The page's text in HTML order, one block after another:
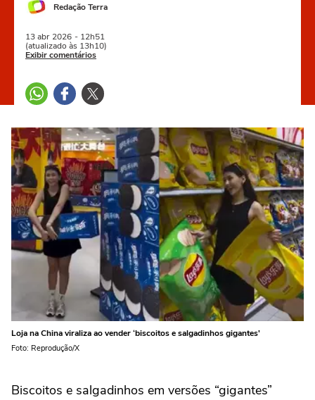
Redação Terra
13 abr 2026 - 12h51
(atualizado às 13h10)
Exibir comentários
Loja na China viraliza ao vender ‘biscoitos e salgadinhos gigantes'
Foto: Reprodução/X
Biscoitos e salgadinhos em versões “gigantes”